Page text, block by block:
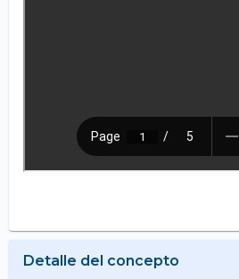
Detalle del concepto